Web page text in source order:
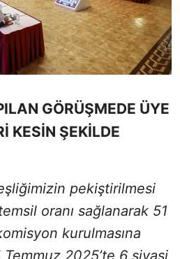
GÖRÜŞMEDE ÜYE
KESİN ŞEKİLDE
pekiştirilmesi
oranı sağlanarak 51
kurulmasına
2025’te 6 siyasi